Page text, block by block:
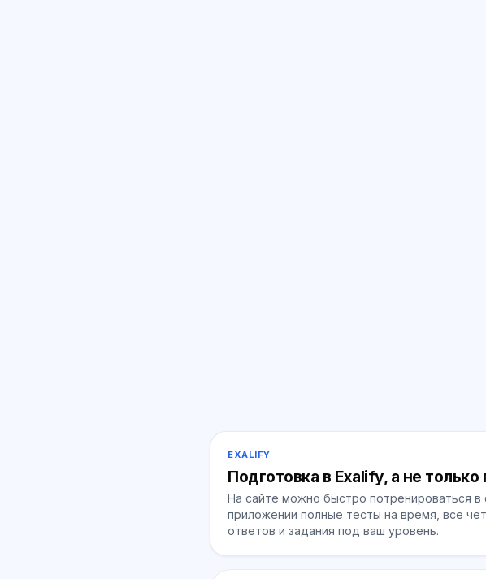
EXALIFY
Подготовка в Exalify, а не
На сайте можно быстро потренироваться в
приложении полные тесты на время, все
ответов и задания под ваш уровень.